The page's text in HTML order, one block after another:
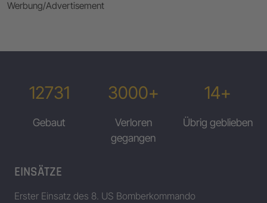
Werbung/Advertisement
12731
Gebaut
3000+
Verloren
gegangen
14+
Übrig geblieben
EINSÄTZE
Erster Einsatz des 8. US Bomberkommando